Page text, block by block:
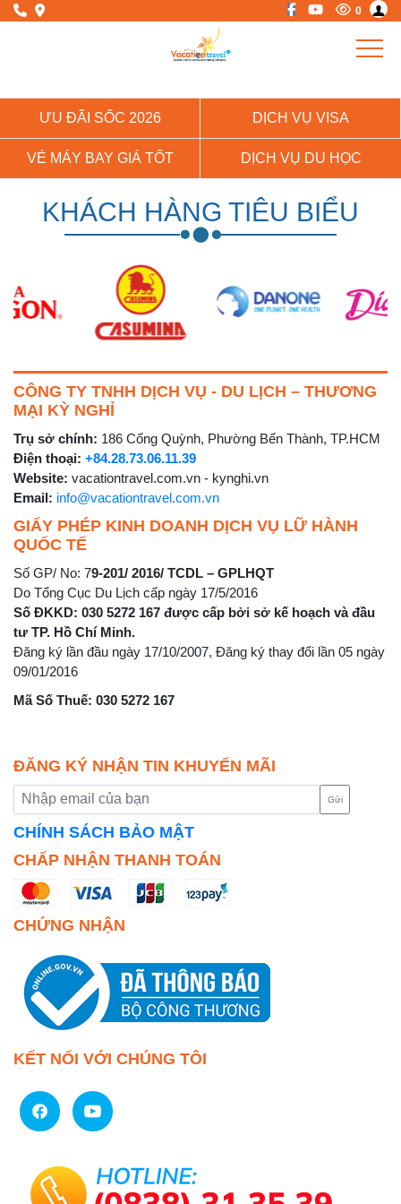
0
ƯU ĐÃI SỐC 2026 DỊCH VỤ VISA
VÉ MÁY BAY GIÁ TỐT DỊCH VỤ DU HỌC
KHÁCH HÀNG TIÊU BIỂU
CÔNG TY TNHH DỊCH VỤ - DU LỊCH – THƯƠNG
MẠI KỲ NGHỈ
Trụ sở chính: 186 Cống Quỳnh, Phường Bến Thành, TP.HCM
Điện thoại: +84.28.73.06.11.39
Website: vacationtravel.com.vn - kynghi.vn
Email: info@vacationtravel.com.vn
GIẤY PHÉP KINH DOANH DỊCH VỤ LỮ HÀNH
QUỐC TẾ
Số GP/ No: 79-201/ 2016/ TCDL – GPLHQT
Do Tổng Cục Du Lịch cấp ngày 17/5/2016
Số ĐKKD: 030 5272 167 được cấp bởi sở kế hoạch và đầu
tư TP. Hồ Chí Minh.
Đăng ký lần đầu ngày 17/10/2007, Đăng ký thay đổi lần 05 ngày
09/01/2016
Mã Số Thuế: 030 5272 167
ĐĂNG KÝ NHẬN TIN KHUYẾN MÃI
Gửi
CHÍNH SÁCH BẢO MẬT
CHẤP NHẬN THANH TOÁN
CHỨNG NHẬN
KẾT NỐI VỚI CHÚNG TÔI